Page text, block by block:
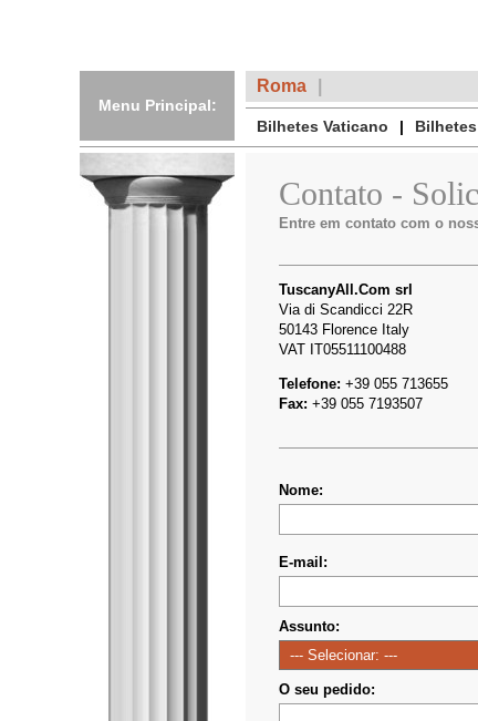
Menu Principal:
Roma
Bilhetes Vaticano
Contato -
Entre em contato com o
TuscanyAll.Com srl
Via di Scandicci 22R
50143 Florence Italy
VAT IT05511100488
Telefone: +39 055 713655
Fax: +39 055 7193507
Nome:
E-mail:
Assunto:
O seu pedido: